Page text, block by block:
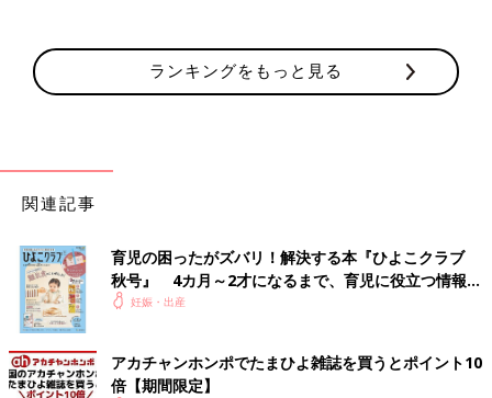
ランキングをもっと見る
関連記事
育児の困ったがズバリ！解決する本『ひよこクラブ
秋号』 4カ月～2才になるまで、育児に役立つ情報が
いっぱい！
妊娠・出産
アカチャンホンポでたまひよ雑誌を買うとポイント10
倍【期間限定】